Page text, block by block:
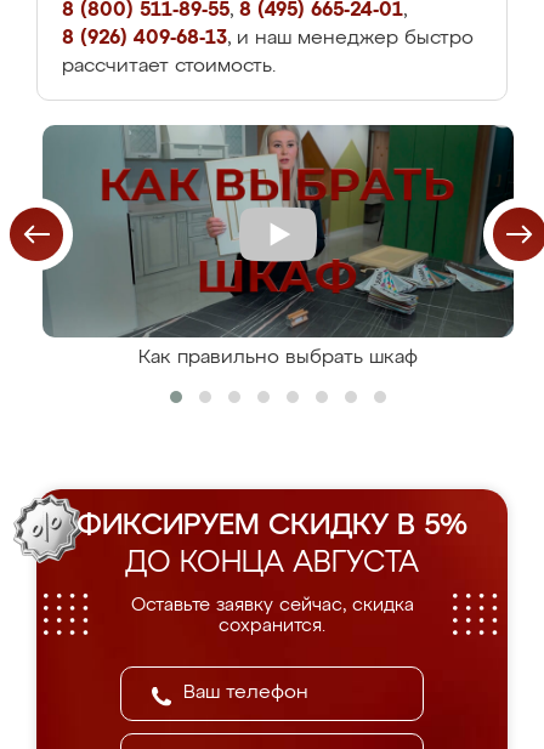
8 (800) 511-89-55, 8 (495) 665-24-01,
8 (926) 409-68-13, и наш менеджер быстро
рассчитает стоимость.
Как правильно выбрать шкаф
ФИКСИРУЕМ СКИДКУ В 5%
ДО КОНЦА АВГУСТА
Оставьте заявку сейчас, скидка
сохранится.